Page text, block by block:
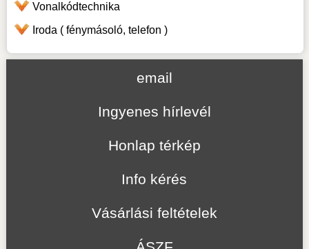
Vonalkódtechnika
Iroda ( fénymásoló, telefon )
email
Ingyenes hírlevél
Honlap térkép
Info kérés
Vásárlási feltételek